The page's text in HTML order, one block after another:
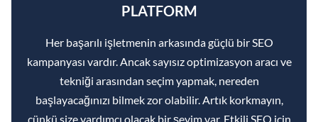
PLATFORM
Her başarılı işletmenin arkasında güçlü bir SEO
kampanyası vardır. Ancak sayısız optimizasyon aracı ve
tekniği arasından seçim yapmak, nereden
başlayacağınızı bilmek zor olabilir. Artık korkmayın,
çünkü size yardımcı olacak bir şeyim var. Etkili SEO için